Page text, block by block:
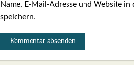
Name, E-Mail-Adresse und Website
speichern.